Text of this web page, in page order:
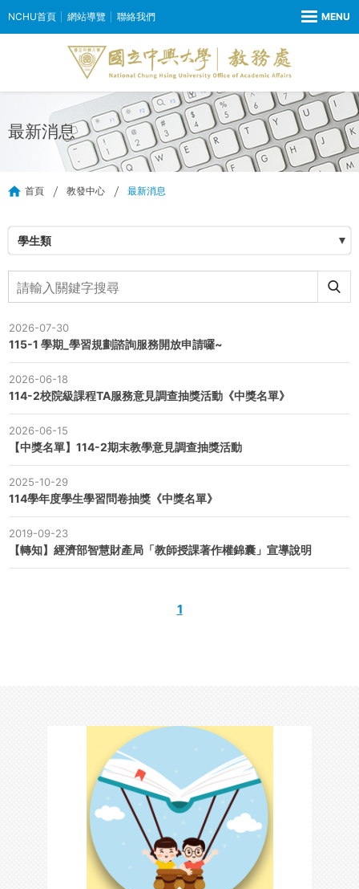
NCHU首頁 網站導覽 聯絡我們
最新消息
首頁 教發中心 最新消息
學生類
2026-07-30
115-1 學期_學習規劃諮詢服務開放申請囉~
2026-06-18
114-2校院級課程TA服務意見調查抽獎活動《中獎名單》
2026-06-15
【中獎名單】114-2期末教學意見調查抽獎活動
2025-10-29
114學年度學生學習問卷抽獎《中獎名單》
2019-09-23
【轉知】經濟部智慧財產局「教師授課著作權錦囊」宣導說明
1